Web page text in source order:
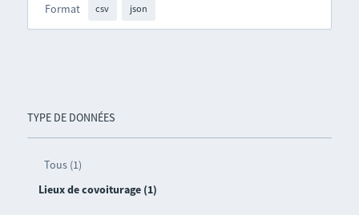
TYPE DE DONNÉES
Tous (1)
Lieux de covoiturage (1)
Format csv json